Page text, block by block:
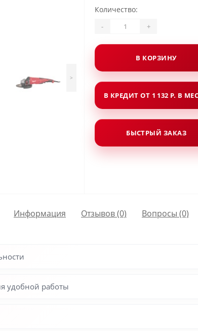
>
Количество:
- +
В КОРЗИНУ
В КРЕДИТ ОТ 1 132 Р. В
БЫСТРЫЙ ЗАКАЗ
Информация Отзывов (0) Вопросы (0)
удобной работы